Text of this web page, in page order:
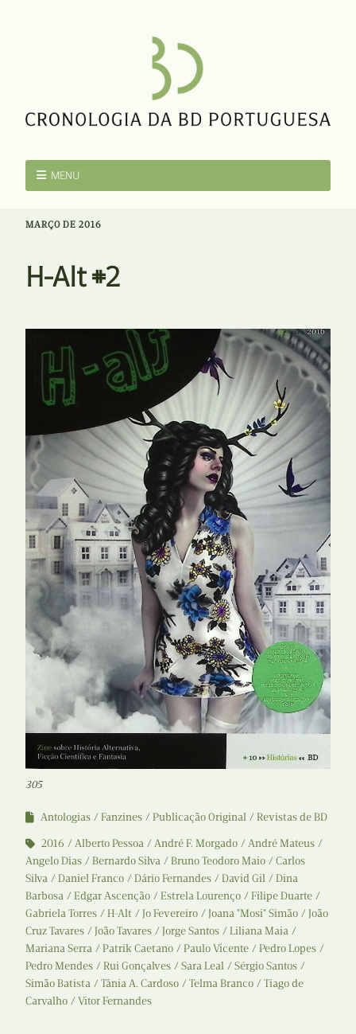
MENU
MARÇO DE 2016
H-Alt #2
305
Antologias Fanzines Publicação Original
Revistas de BD
2016
Alberto Pessoa André F. Morgado
André Mateus
Angelo Dias
Bernardo Silva Bruno Teodoro Maio
Carlos
Silva
Daniel Franco Dário Fernandes David Gil
Dina
Barbosa
Edgar Ascenção Estrela Lourenço
Filipe Duarte
Gabriela Torres
H-Alt Jo Fevereiro Joana "Mosi" Simão
João
Cruz Tavares
João Tavares Jorge Santos
Liliana Maia
Mariana Serra
Patrik Caetano Paulo Vicente
Pedro Lopes
Pedro Mendes
Rui Gonçalves Sara Leal
Sérgio Santos
Simão Batista
Tânia A. Cardoso Telma Branco
Tiago de
Carvalho
Vitor Fernandes